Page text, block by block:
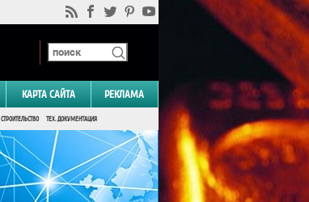
КАРТА САЙТА РЕКЛАМА
СТРОИТЕЛЬСТВО ТЕХ. ДОКУМЕНТАЦИЯ